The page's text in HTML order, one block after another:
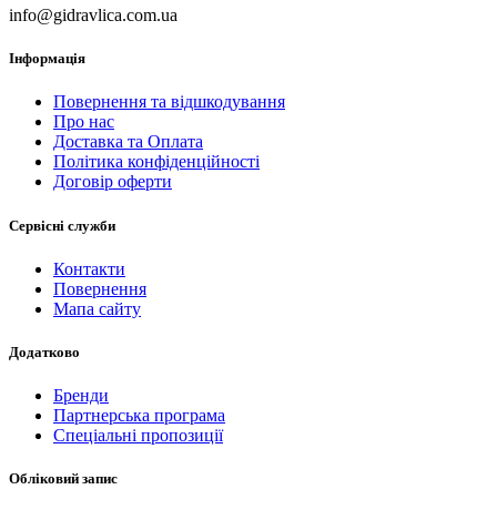
info@gidravlica.com.ua
Інформація
Повернення та відшкодування
Про нас
Доставка та Оплата
Політика конфіденційності
Договір оферти
Сервісні служби
Контакти
Повернення
Мапа сайту
Додатково
Бренди
Партнерська програма
Спеціальні пропозиції
Обліковий запис